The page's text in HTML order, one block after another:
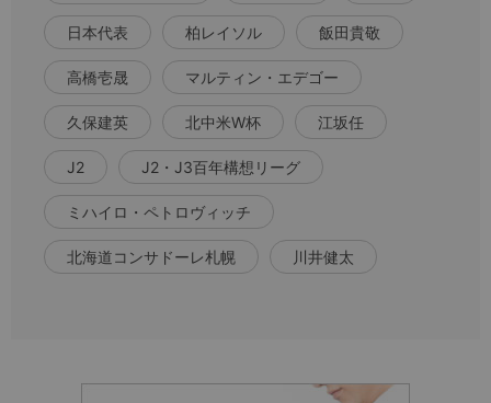
日本代表 柏レイソル 飯田貴敬
高橋壱晟 マルティン・エデゴー
久保建英 北中米W杯 江坂任
J2 J2・J3百年構想リーグ
ミハイロ・ペトロヴィッチ
北海道コンサドーレ札幌 川井健太